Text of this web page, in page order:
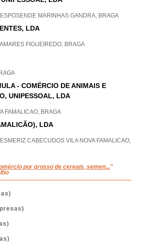
MARINHAS GANDRA, BRAGA
LDA
FIGUEIREDO, BRAGA
- COMÉRCIO DE ANIMAIS E
UNIPESSOAL, LDA
FAMALICAO, BRAGA
LDA
CABECUDOS VILA NOVA FAMALICAO,
por grosso de cereais, semen..."